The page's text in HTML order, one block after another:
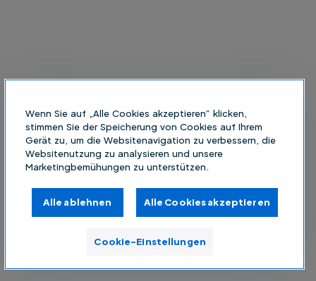
Wenn Sie auf „Alle Cookies akzeptieren“ klicken,
stimmen Sie der Speicherung von Cookies auf Ihrem
Gerät zu, um die Websitenavigation zu verbessern, die
Websitenutzung zu analysieren und unsere
Marketingbemühungen zu unterstützen.
Alle ablehnen Alle Cookies akzeptieren
Cookie-Einstellungen